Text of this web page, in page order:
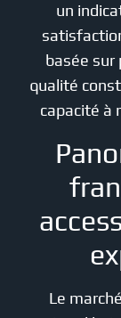
un
basée sur
qualité
capacité à
Le